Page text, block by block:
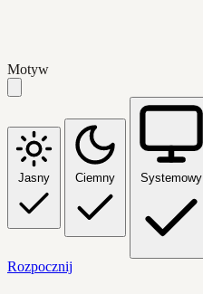
Motyw
Jasny Ciemny Systemowy
Rozpocznij